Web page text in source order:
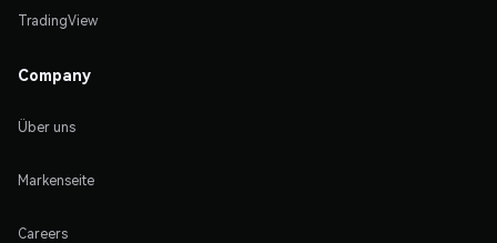
TradingView
Company
Über uns
Markenseite
Careers